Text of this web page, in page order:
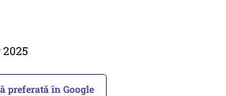
preferată în Google